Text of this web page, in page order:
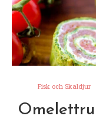
Fisk och Skaldjur